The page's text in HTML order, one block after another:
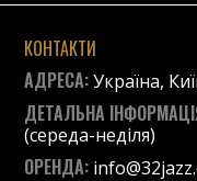
КОНТАКТИ
АДРЕСА:Україна,
ДЕТАЛЬНА
(середа-неділя)
ОРЕНДА: